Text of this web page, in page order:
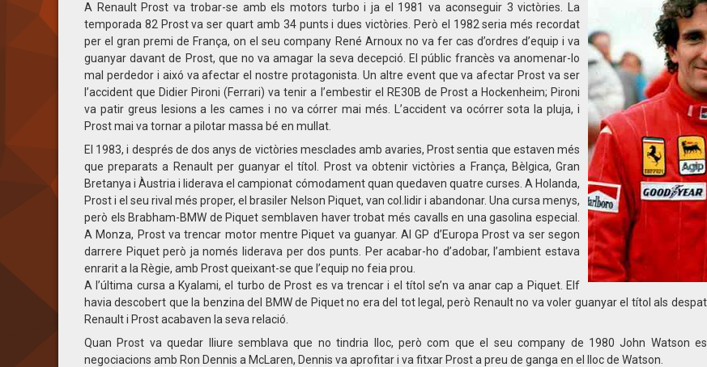
A Renault Prost va trobar-se amb els motors turbo i ja el 1981 va aconseguir 3 victòries. La
temporada 82 Prost va ser quart amb 34 punts i dues victòries. Però el 1982 seria més recordat
per el gran premi de França, on el seu company René Arnoux no va fer cas d’ordres d’equip i va
guanyar davant de Prost, que no va amagar la seva decepció. El públic francès va anomenar-lo
mal perdedor i aixó va afectar el nostre protagonista. Un altre event que va afectar Prost va ser
l’accident que Didier Pironi (Ferrari) va tenir a l’embestir el RE30B de Prost a Hockenheim; Pironi
va patir greus lesions a les cames i no va córrer mai més. L’accident va ocórrer sota la pluja, i
Prost mai va tornar a pilotar massa bé en mullat.
El 1983, i després de dos anys de victòries mesclades amb avaries, Prost sentia que estaven més
que preparats a Renault per guanyar el títol. Prost va obtenir victòries a França, Bèlgica, Gran
Bretanya i Àustria i liderava el campionat cómodament quan quedaven quatre curses. A Holanda,
Prost i el seu rival més proper, el brasiler Nelson Piquet, van col.lidir i abandonar. Una cursa menys,
però els Brabham-BMW de Piquet semblaven haver trobat més cavalls en una gasolina especial.
A Monza, Prost va trencar motor mentre Piquet va guanyar. Al GP d’Europa Prost va ser segon
darrere Piquet però ja només liderava per dos punts. Per acabar-ho d’adobar, l’ambient estava
enrarit a la Règie, amb Prost queixant-se que l’equip no feia prou.
A l’última cursa a Kyalami, el turbo de Prost es va trencar i el títol se’n va anar cap a Piquet. Elf
havia descobert que la benzina del BMW de Piquet no era del tot legal, però Renault no va voler guanyar el títol als
Renault i Prost acabaven la seva relació.
Quan Prost va quedar lliure semblava que no tindria lloc, però com que el seu company de 1980 John Watson
negociacions amb Ron Dennis a McLaren, Dennis va aprofitar i va fitxar Prost a preu de ganga en el lloc de Watson.